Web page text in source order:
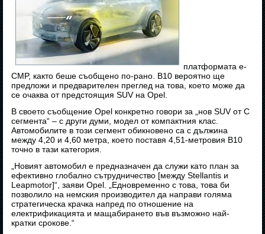
платформата e-
CMP, както беше съобщено по-рано. B10 вероятно ще
предложи и предварителен преглед на това, което може да
се очаква от предстоящия SUV на Opel.
В своето съобщение Opel конкретно говори за „нов SUV от C
сегмента“ – с други думи, модел от компактния клас.
Автомобилите в този сегмент обикновено са с дължина
между 4,20 и 4,60 метра, което поставя 4,51-метровия B10
точно в тази категория.
„Новият автомобил е предназначен да служи като план за
ефективно глобално сътрудничество [между Stellantis и
Leapmotor]“, заяви Opel. „Едновременно с това, това би
позволило на немския производител да направи голяма
стратегическа крачка напред по отношение на
електрификацията и мащабирането във възможно най-
кратки срокове.“